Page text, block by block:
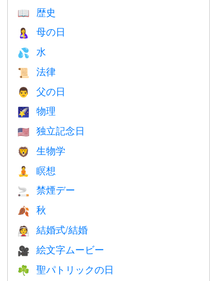
📖 歴史
🤱 母の日
💦 水
📜 法律
👨 父の日
🌠 物理
🇺🇸 独立記念日
🦁 生物学
🧘 瞑想
🚬 禁煙デー
🍂 秋
👰 結婚式/結婚
🎥 絵文字ムービー
☘️ 聖パトリックの日